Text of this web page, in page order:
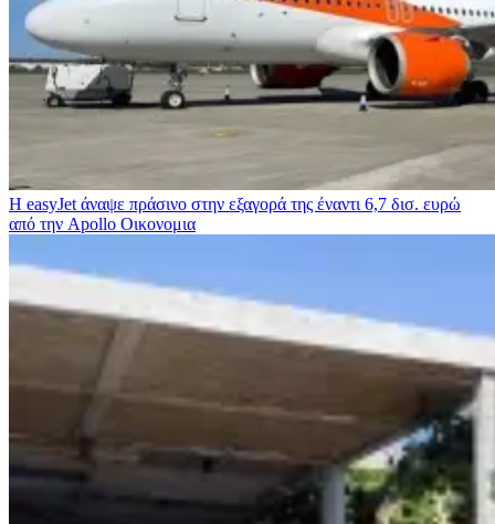
Η easyJet άναψε πράσινο στην εξαγορά της έναντι 6,7 δισ. ευρώ
από την Apollo Οικονομια